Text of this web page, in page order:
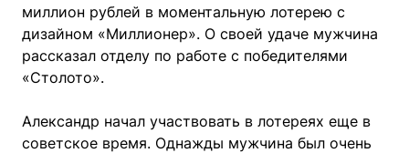
миллион рублей в моментальную лотерею с
дизайном «Миллионер». О своей удаче мужчина
рассказал отделу по работе с победителями
«Столото».
Александр начал участвовать в лотереях еще в
советское время. Однажды мужчина был очень